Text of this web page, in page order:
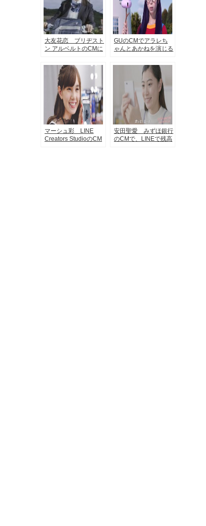
大友花恋 ブリヂスト
ン アルベルトのCMに
GUのCMでアラレち
ゃんとあかねを演じる
田有紀
マーシュ彩 LINE
Creators StudioのCM
安田聖愛 みずほ銀行
のCMで、LINEで残高